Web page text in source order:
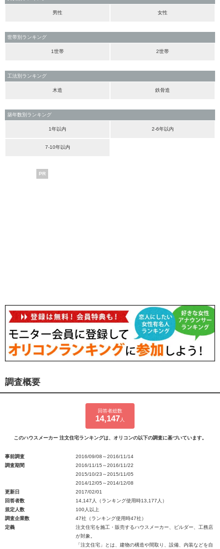
男性 女性
世帯別ランキング
1世帯 2世帯
工法別ランキング
木造 鉄骨造
築年数別ランキング
1年以内 2-6年以内
7-10年以内
PR
調査概要
回答者総数
14,147 人
このハウスメーカー 注文住宅ランキングは、オリコンの以下の調査に基づいています。
事前調査
2016/09/08～2016/11/14
調査期間
2016/11/15～2016/11/22
2015/10/23～2015/11/05
2014/12/05～2014/12/08
更新日
2017/02/01
回答者数
14,147人（ランキング使用時13,177人）
規定人数
100人以上
調査企業数
47社（ランキング使用時47社）
定義
注文住宅を施工・販売するハウスメーカー、ビルダー、工務店
が対象。
「注文住宅」とは、建物の構造や間取り、設備、内装などを自